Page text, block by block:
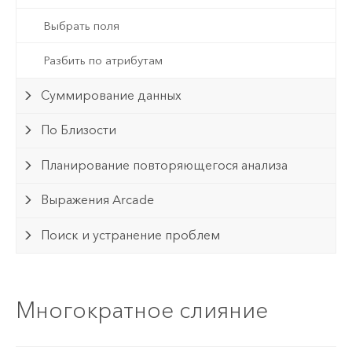
Выбрать поля
Разбить по атрибутам
Суммирование данных
По Близости
Планирование повторяющегося анализа
Выражения Arcade
Поиск и устранение проблем
Многократное слияние